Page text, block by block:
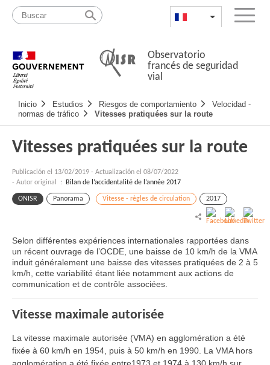
Pasar
contenido
Mapa
web
List additional
Menu
Observatorio
francés de seguridad
vial
Navigation
principale
Inicio Estudios Riesgos de comportamiento
Velocidad -
normas de tráfico
Vitesses pratiquées sur la route
Vitesses pratiquées sur la route
Publicación el 13/02/2019 - Actualización el 08/07/2022
- Autor original :
Bilan de l’accidentalité de l’année 2017
ONISR Panorama Vitesse - règles de circulation 2017
Selon différentes expériences internationales rapportées dans
un récent ouvrage de l’OCDE, une baisse de 10 km/h de la VMA
induit généralement une baisse des vitesses pratiquées de 2 à 5
km/h, cette variabilité étant liée notamment aux actions de
communication et de contrôle associées.
Vitesse maximale autorisée
La vitesse maximale autorisée (VMA) en agglomération a été
fixée à 60 km/h en 1954, puis à 50 km/h en 1990. La VMA hors